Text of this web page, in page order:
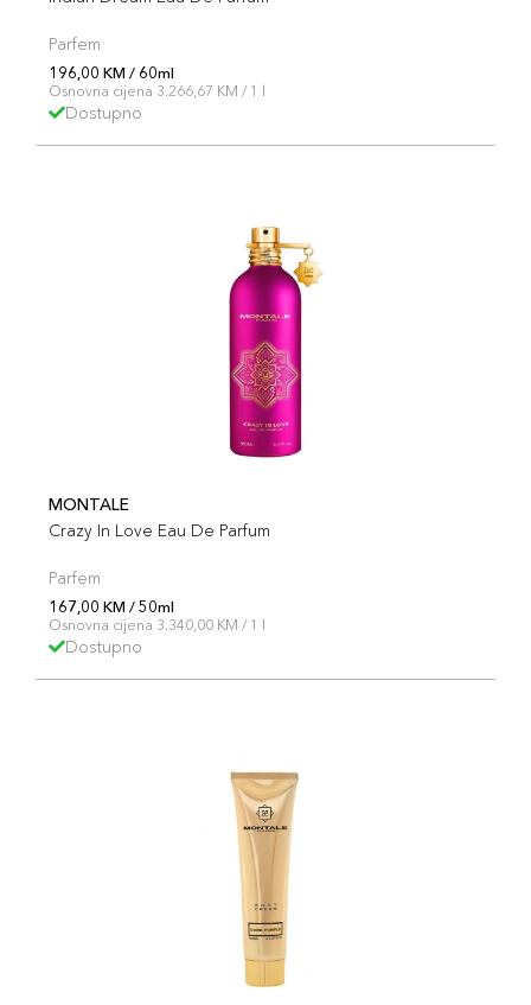
Parfem
196,00 KM / 60ml
Osnovna cijena 3.266,67 KM / 1 l
Dostupno
MONTALE
Crazy In Love Eau De Parfum
Parfem
167,00 KM / 50ml
Osnovna cijena 3.340,00 KM / 1 l
Dostupno